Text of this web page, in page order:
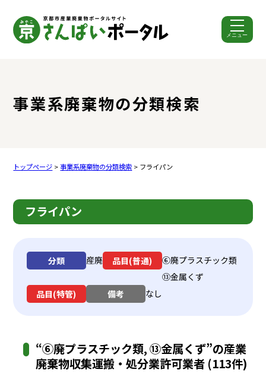
メニュー
事業系廃棄物の分類検索
トップページ >事業系廃棄物の分類検索 > フライパン
フライパン
分類 産廃 品目(普通)
⑥廃プラスチック類
⑬金属くず
品目(特管)
備考 なし
“⑥廃プラスチック類, ⑬金属くず”の産業
廃棄物収集運搬・処分業許可業者 (113件)